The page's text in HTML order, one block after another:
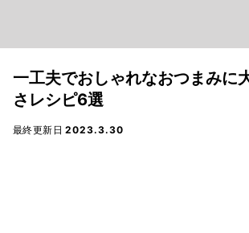
一工夫でおしゃれなおつまみに
さレシピ6選
最終更新日2023.3.30